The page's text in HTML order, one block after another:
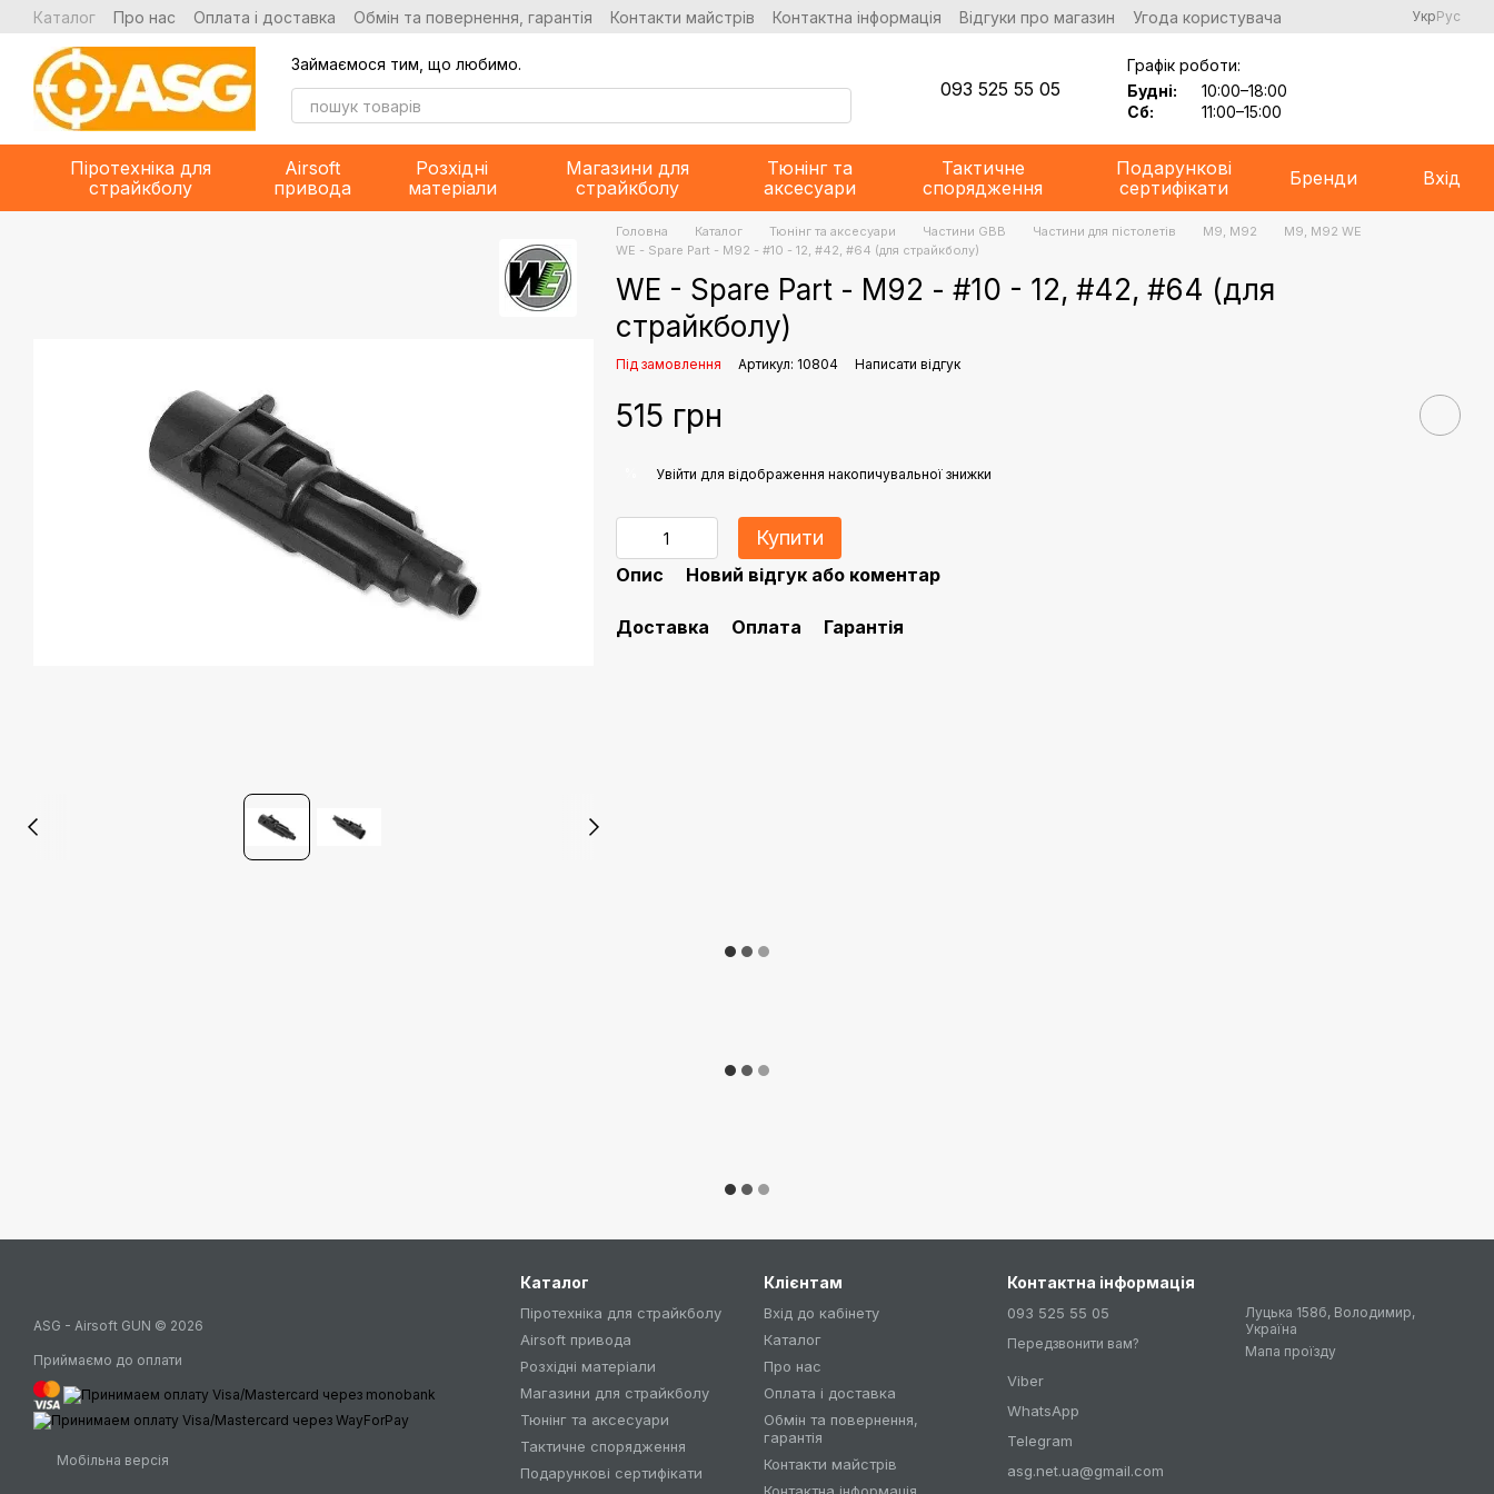
Перейти до основного контенту
Каталог Про нас Оплата і доставка Обмін та повернення, гарантія Контакти майстрів Контактна інформація Відгуки про магазин Угода користувача УкрРус
Займаємося тим, що любимо.
093 525 55 05
Графік роботи:
Будні:
10:00–18:00
Сб:
11:00–15:00
Піротехніка для
страйкболу
Airsoft
привода
Розхідні
матеріали
Магазини для
страйкболу
Тюнінг та
аксесуари
Тактичне
спорядження
Подарункові
сертифікати
Бренди Вхід
Головна Каталог Тюнінг та аксесуари Частини GBB Частини для пістолетів M9, M92
M9, M92 WE
WE - Spare Part - M92 - #10 - 12, #42, #64 (для страйкболу)
WE - Spare Part - M92 - #10 - 12, #42, #64 (для
страйкболу)
Під замовлення Артикул: 10804 Написати відгук
515 грн
Увійти для відображення накопичувальної знижки
Купити
Опис Новий відгук або коментар
Доставка Оплата Гарантія
ASG - Airsoft GUN © 2026
Приймаємо до оплати
Мобільна версія
Каталог
Піротехніка для страйкболу
Airsoft привода
Розхідні матеріали
Магазини для страйкболу
Тюнінг та аксесуари
Тактичне спорядження
Подарункові сертифікати
Клієнтам
Вхід до кабінету
Каталог
Про нас
Оплата і доставка
Обмін та повернення,
гарантія
Контакти майстрів
Контактна інформація
093 525 55 05
Передзвонити вам?
Viber
WhatsApp
Telegram
asg.net.ua@gmail.com
Луцька 158б, Володимир,
Україна
Мапа проїзду